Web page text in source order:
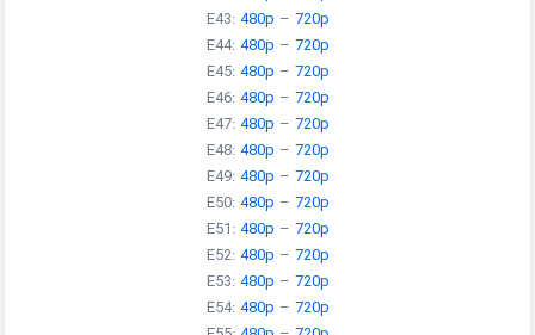
E43:480p – 720p
E44:480p – 720p
E45:480p – 720p
E46:480p – 720p
E47:480p – 720p
E48:480p – 720p
E49:480p – 720p
E50:480p – 720p
E51:480p – 720p
E52:480p – 720p
E53:480p – 720p
E54:480p – 720p